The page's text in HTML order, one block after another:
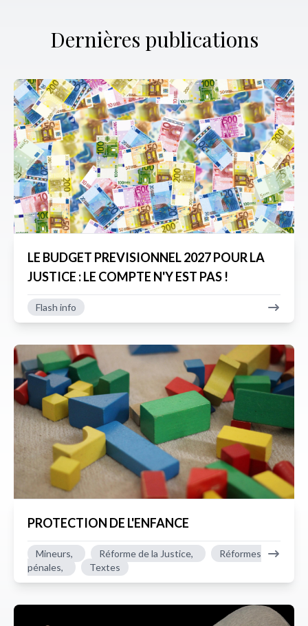
Dernières publications
LE BUDGET PREVISIONNEL 2027 POUR LA
JUSTICE : LE COMPTE N'Y EST PAS !
Flash info
PROTECTION DE L'ENFANCE
Mineurs, Réforme de la Justice,
Réformes
pénales,
Textes